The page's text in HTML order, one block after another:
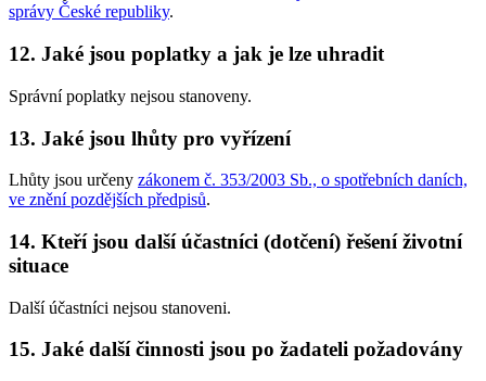
správy České republiky.
12. Jaké jsou poplatky a jak je lze uhradit
Správní poplatky nejsou stanoveny.
13. Jaké jsou lhůty pro vyřízení
Lhůty jsou určeny zákonem č. 353/2003 Sb., o spotřebních daních,
ve znění pozdějších předpisů.
14. Kteří jsou další účastníci (dotčení) řešení životní
situace
Další účastníci nejsou stanoveni.
15. Jaké další činnosti jsou po žadateli požadovány